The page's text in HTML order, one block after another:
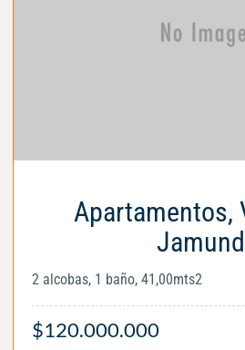
Apartamentos,
2 alcobas, 1 baño, 41,00mts2
$120.000.000